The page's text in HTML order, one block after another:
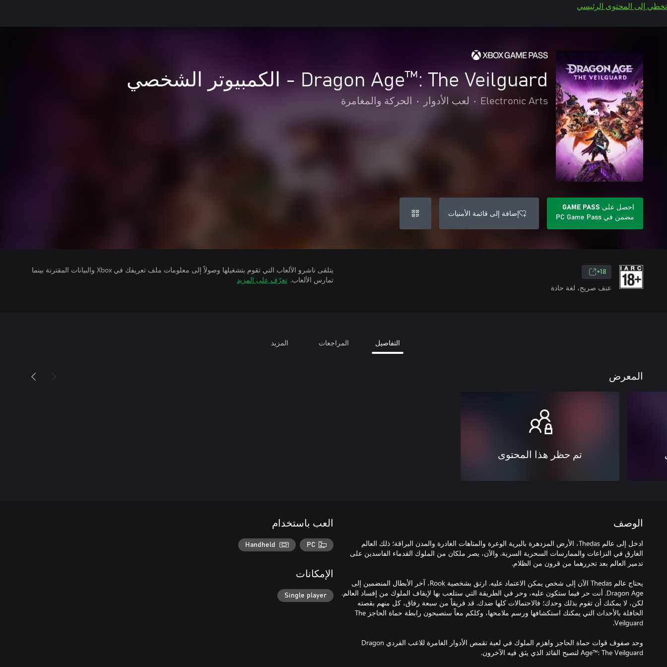
تخطي إلى المحتوى الرئيسي
Dragon Age™: The Veilguard - الكمبيوتر الشخصي
Electronic Arts
• لعب الأدوار • الحركة والمغامرة
احصل على GAME PASS
مضمن في PC Game Pass
إضافة إلى قائمة الأمنيات
18+
عنف صريح، لغة حادة
يتلقى ناشرو الألعاب التي تقوم بتشغيلها وصولاً إلى معلومات ملف تعريفك في Xbox والبيانات المقترنة بينما
تمارس الألعاب. تعرّف على المزيد
التفاصيل المراجعات المزيد
المعرض
تم حظر هذا المحتوى
الوصف
ادخل إلى عالم Thedas، الأرض المزدهرة بالبرية الوعرة والمتاهات الغادرة والمدن البراقة؛ ذلك العالم
الغارق في النزاعات والممارسات السحرية السرية. والآن، يصر ملكان من الملوك القدماء الفاسدين على
يحتاج عالم Thedas الآن إلى شخص يمكن الاعتماد عليه. ارتق بشخصية Rook، آخر الأبطال المنضمين إلى
Dragon Age. أنت حر فيما ستكون عليه، وحر في الطريقة التي ستلعب بها لإيقاف الملوك من إفساد العالم.
لكن، لا يمكنك أن تقوم بذلك وحدك؛ فالاحتمالات كلها ضدك. قد فريقاً من سبعة رفاق، كل منهم بقصته
الحافلة بالأحداث التي يمكنك استكشافها ورسم ملامحها، وكلكم معاً ستصبحون رابطة حماة الحاجز The
وحد صفوف قوات حماة الحاجز واهزم الملوك في لعبة تقمص الأدوار الغامرة للاعب الفردي Dragon
العب باستخدام
PC
Handheld
الإمكانات
Single player